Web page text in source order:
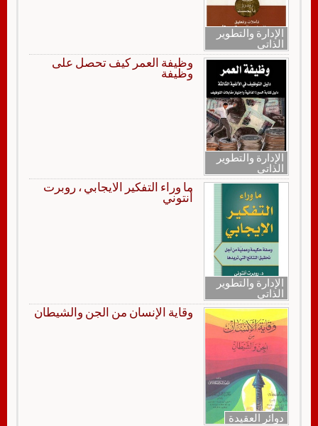
الإدارة والتطوير
الذاتي
الإدارة والتطوير
الذاتي
وظيفة العمر كيف تحصل على
وظيفة
الإدارة والتطوير
الذاتي
ما وراء التفكير الايجابي ، روبرت
أنتوني
دوائر العقيدة
وقاية الإنسان من الجن والشيطان